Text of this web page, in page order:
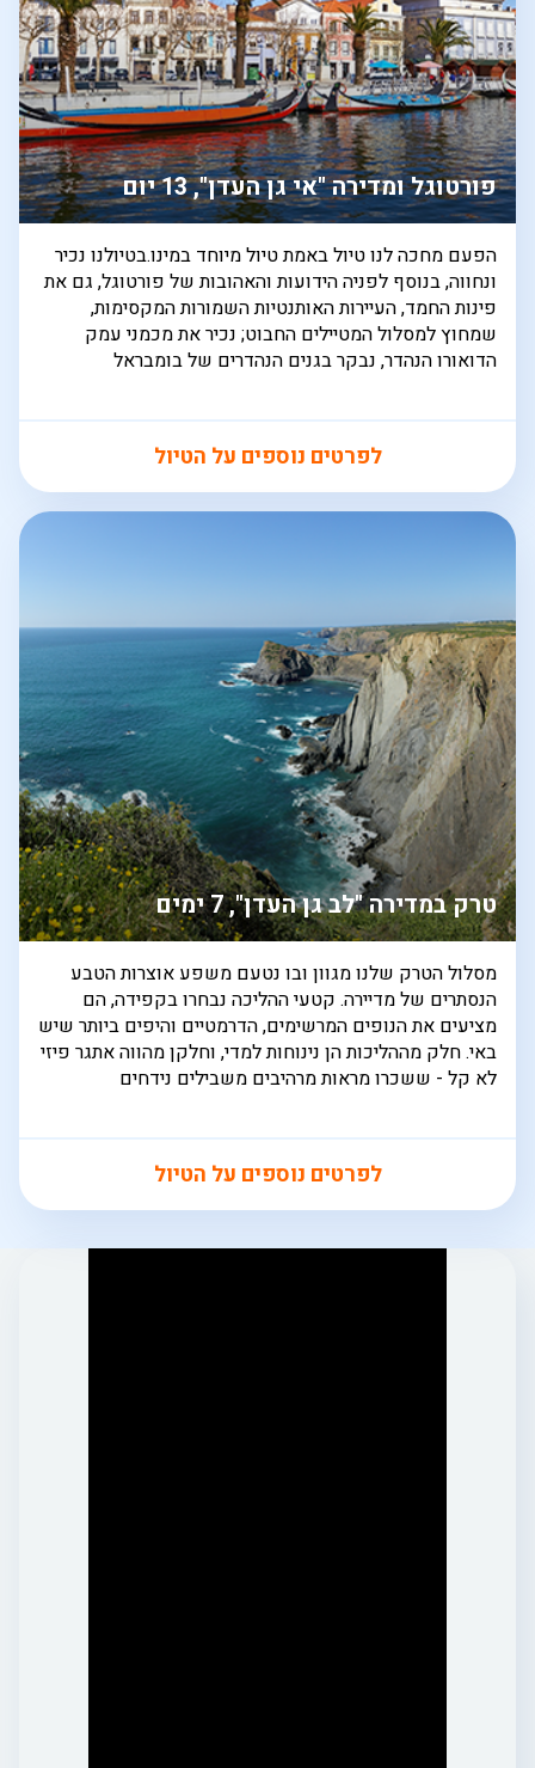
פורטוגל ומדירה "אי גן העדן", 13 יום
הפעם מחכה לנו טיול באמת טיול מיוחד במינו.בטיולנו נכיר
ונחווה, בנוסף לפניה הידועות והאהובות של פורטוגל, גם את
פינות החמד, העיירות האותנטיות השמורות המקסימות,
שמחוץ למסלול המטיילים החבוט; נכיר את מכמני עמק
הדואורו הנהדר, נבקר בגנים הנהדרים של בומבראל
לפרטים נוספים על הטיול
טרק במדירה "לב גן העדן", 7 ימים
מסלול הטרק שלנו מגוון ובו נטעם משפע אוצרות הטבע
הנסתרים של מדיירה. קטעי ההליכה נבחרו בקפידה, הם
מציעים את הנופים המרשימים, הדרמטיים והיפים ביותר שיש
באי. חלק מההליכות הן נינוחות למדי, וחלקן מהווה אתגר פיזי
לא קל - ששכרו מראות מרהיבים משבילים נידחים
לפרטים נוספים על הטיול